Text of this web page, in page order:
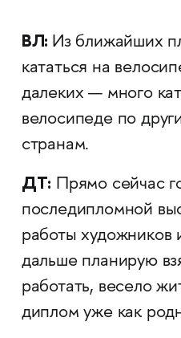
ВЛ: Из ближайших
кататься на
далеких — много
велосипеде по
странам.
ДТ: Прямо сейчас
последипломной
работы художников
дальше планирую
работать, весело
диплом уже как